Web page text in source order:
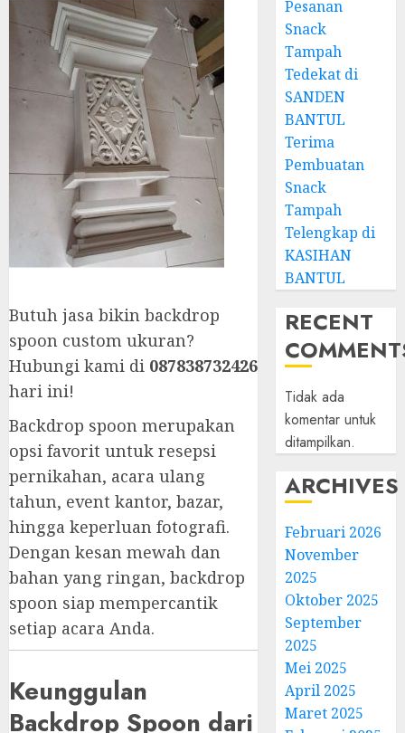
Butuh jasa bikin backdrop
spoon custom ukuran?
Hubungi kami di 087838732426
hari ini!
Backdrop spoon merupakan
opsi favorit untuk resepsi
pernikahan, acara ulang
tahun, event kantor, bazar,
hingga keperluan fotografi.
Dengan kesan mewah dan
bahan yang ringan, backdrop
spoon siap mempercantik
setiap acara Anda.
Keunggulan
Backdrop Spoon dari
Pesanan
Snack
Tampah
Tedekat di
SANDEN
BANTUL
Terima
Pembuatan
Snack
Tampah
Telengkap di
KASIHAN
BANTUL
RECENT
Tidak ada
komentar untuk
ditampilkan.
ARCHIVES
Februari 2026
November
2025
Oktober 2025
September
2025
Mei 2025
April 2025
Maret 2025